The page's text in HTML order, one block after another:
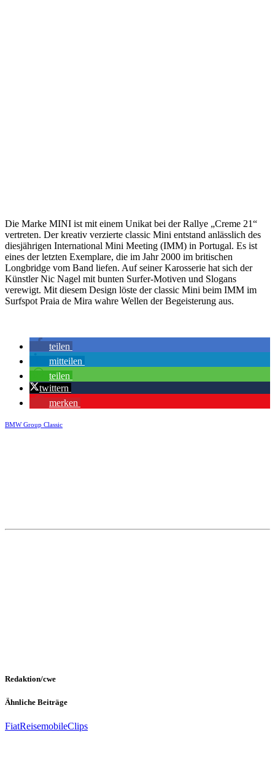
Die Marke MINI ist mit einem Unikat bei der Rallye „Creme 21“
vertreten. Der kreativ verzierte classic Mini entstand anlässlich des
diesjährigen International Mini Meeting (IMM) in Portugal. Es ist
eines der letzten Exemplare, die im Jahr 2000 im britischen
Longbridge vom Band liefen. Auf seiner Karosserie hat sich der
Künstler Nic Nagel mit bunten Surfer-Motiven und Slogans
verewigt. Mit diesem Design löste der classic Mini beim IMM im
Surfspot Praia de Mira wahre Wellen der Begeisterung aus.
teilen
mitteilen
teilen
twittern
merken
BMW Group Classic
Redaktion/cwe
Ähnliche Beiträge
FiatReisemobileClips